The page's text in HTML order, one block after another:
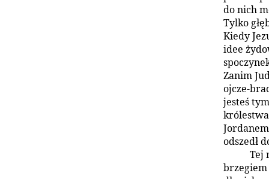
do nich
Tylko
Kiedy
idee
Zanim
ojcze-
jesteś
odszedł
Tej
brzegiem